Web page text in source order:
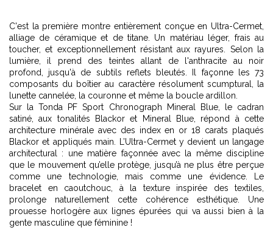
C'est la première montre entièrement conçue en Ultra-Cermet,
alliage de céramique et de titane. Un matériau léger, frais au
toucher, et exceptionnellement résistant aux rayures. Selon la
lumière, il prend des teintes allant de l'anthracite au noir
profond, jusqu'à de subtils reflets bleutés. Il façonne les 73
composants du boîtier au caractère résolument scumptural, la
lunette cannelée, la couronne et même la boucle ardillon.
Sur la Tonda PF Sport Chronograph Mineral Blue, le cadran
satiné, aux tonalités Blackor et Mineral Blue, répond à cette
architecture minérale avec des index en or 18 carats plaqués
Blackor et appliqués main. L’Ultra-Cermet y devient un langage
architectural : une matière façonnée avec la même discipline
que le mouvement qu’elle protège, jusqu’à ne plus être perçue
comme une technologie, mais comme une évidence. Le
bracelet en caoutchouc, à la texture inspirée des textiles,
prolonge naturellement cette cohérence esthétique. Une
prouesse horlogère aux lignes épurées qui va aussi bien à la
gente masculine que féminine !